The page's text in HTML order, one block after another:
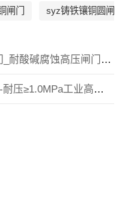
闸门 syz铸铁镶铜圆闸
酸碱腐蚀高压闸门报价
工业高压场景适用